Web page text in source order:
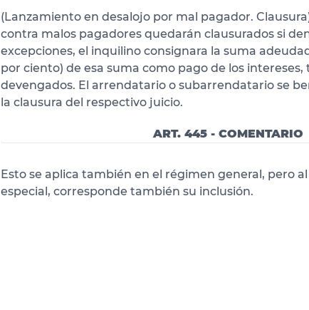
(Lanzamiento en desalojo por mal pagador.
contra malos pagadores quedarán clausurados si
excepciones, el inquilino consignara la suma
por ciento) de esa suma como pago de los
devengados. El arrendatario o subarrendatario se
la clausura del respectivo juicio.
ART. 445 - COMENTARIO
Esto se aplica también en el régimen general, pero
especial, corresponde también su inclusión.